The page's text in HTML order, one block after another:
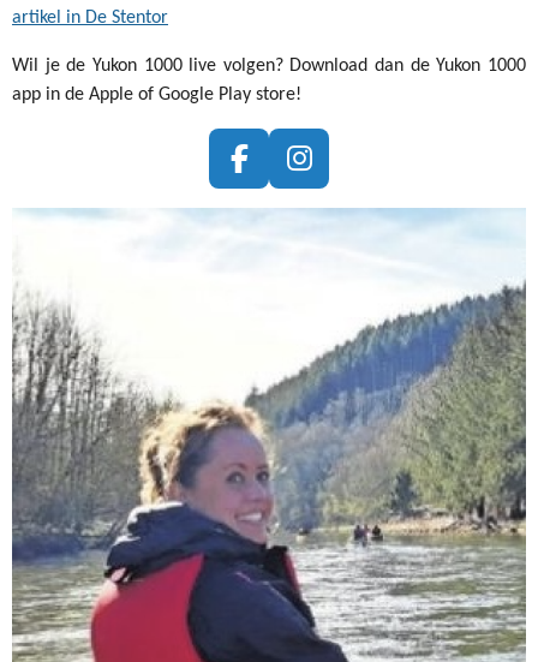
artikel in De Stentor
Wil je de Yukon 1000 live volgen? Download dan de Yukon 1000
app in de Apple of Google Play store!
F
C
I
A
M